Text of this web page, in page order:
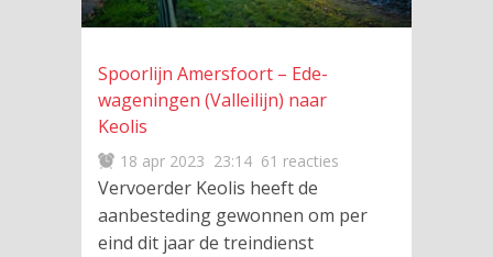
Spoorlijn Amersfoort – Ede-
wageningen (Valleilijn) naar
Keolis
18 apr 2023 23:14 61 reacties
Vervoerder Keolis heeft de
aanbesteding gewonnen om per
eind dit jaar de treindienst